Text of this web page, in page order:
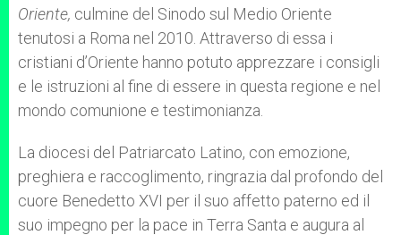
Oriente, culmine del Sinodo sul Medio Oriente
tenutosi a Roma nel 2010. Attraverso di essa i
cristiani d’Oriente hanno potuto apprezzare i consigli
e le istruzioni al fine di essere in questa regione e nel
mondo comunione e testimonianza.
La diocesi del Patriarcato Latino, con emozione,
preghiera e raccoglimento, ringrazia dal profondo del
cuore Benedetto XVI per il suo affetto paterno ed il
suo impegno per la pace in Terra Santa e augura al